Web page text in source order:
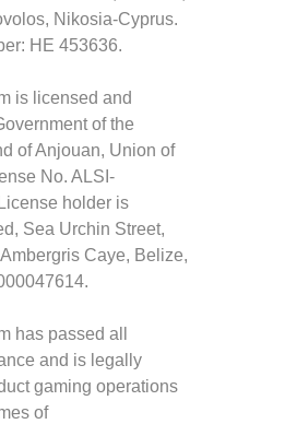
Nikosia-Cyprus.
HE 453636.
is licensed and
of the
of Anjouan, Union of
No. ALSI-
holder is
Sea Urchin Street,
Caye, Belize,
has passed all
and is legally
gaming operations
of